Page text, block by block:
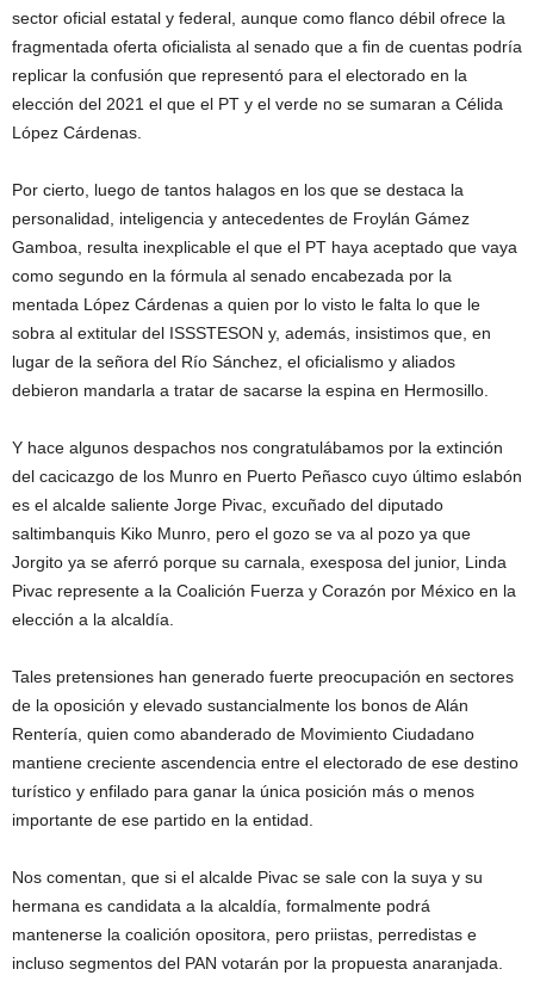
sector oficial estatal y federal, aunque como flanco débil ofrece la
fragmentada oferta oficialista al senado que a fin de cuentas podría
replicar la confusión que representó para el electorado en la
elección del 2021 el que el PT y el verde no se sumaran a Célida
López Cárdenas.
Por cierto, luego de tantos halagos en los que se destaca la
personalidad, inteligencia y antecedentes de Froylán Gámez
Gamboa, resulta inexplicable el que el PT haya aceptado que vaya
como segundo en la fórmula al senado encabezada por la
mentada López Cárdenas a quien por lo visto le falta lo que le
sobra al extitular del ISSSTESON y, además, insistimos que, en
lugar de la señora del Río Sánchez, el oficialismo y aliados
debieron mandarla a tratar de sacarse la espina en Hermosillo.
Y hace algunos despachos nos congratulábamos por la extinción
del cacicazgo de los Munro en Puerto Peñasco cuyo último eslabón
es el alcalde saliente Jorge Pivac, excuñado del diputado
saltimbanquis Kiko Munro, pero el gozo se va al pozo ya que
Jorgito ya se aferró porque su carnala, exesposa del junior, Linda
Pivac represente a la Coalición Fuerza y Corazón por México en la
elección a la alcaldía.
Tales pretensiones han generado fuerte preocupación en sectores
de la oposición y elevado sustancialmente los bonos de Alán
Rentería, quien como abanderado de Movimiento Ciudadano
mantiene creciente ascendencia entre el electorado de ese destino
turístico y enfilado para ganar la única posición más o menos
importante de ese partido en la entidad.
Nos comentan, que si el alcalde Pivac se sale con la suya y su
hermana es candidata a la alcaldía, formalmente podrá
mantenerse la coalición opositora, pero priistas, perredistas e
incluso segmentos del PAN votarán por la propuesta anaranjada.